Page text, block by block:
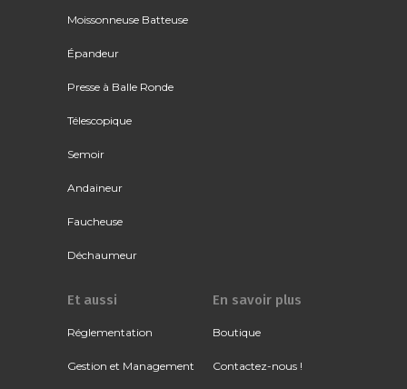
Moissonneuse Batteuse
Épandeur
Presse à Balle Ronde
Télescopique
Semoir
Andaineur
Faucheuse
Déchaumeur
Et aussi
Réglementation
Gestion et Management
En savoir plus
Boutique
Contactez-nous !